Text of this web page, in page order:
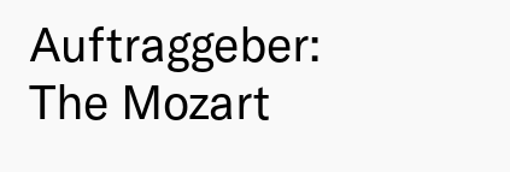
Auftraggeber:
The Mozart